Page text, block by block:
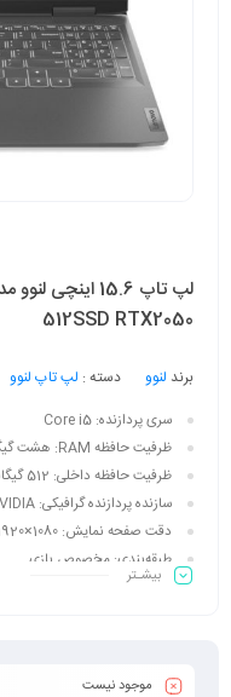
512SSD RTX2050
برند لنوو دسته : لپ تاپ لنوو
سری پردازنده: Core i5
ظرفیت حافظه RAM:
هشت
ظرفیت حافظه داخلی: 512 گیگابایت
سازنده پردازنده گرافیکی:
دقت صفحه نمایش: 1080×1920 پیکسل – Full HD
طبقه‌بندی: مخصوص بازی
ویژگی بیشتر
بیشـتر
موجود نیست